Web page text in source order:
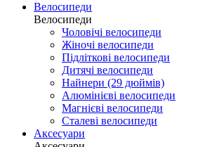
Велосипеди
Велосипеди
Чоловічі велосипеди
Жіночі велосипеди
Підліткові велосипеди
Дитячі велосипеди
Найнери (29 дюймів)
Алюмінієві велосипеди
Магнієві велосипеди
Сталеві велосипеди
Аксесуари